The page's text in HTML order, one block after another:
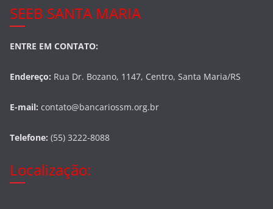
SEEB SANTA MARIA
ENTRE EM CONTATO:
Endereço: Rua Dr. Bozano, 1147, Centro, Santa Maria/RS
E-mail: contato@bancariossm.org.br
Telefone: (55) 3222-8088
Localização: